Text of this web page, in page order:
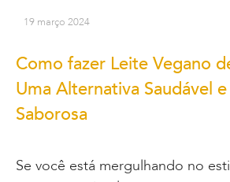
19 março 2024
Como fazer Leite Vegano
Uma Alternativa Saudável
Saborosa
Se você está mergulhando no